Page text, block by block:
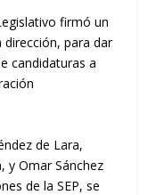
firmó un
para dar
candidaturas a
de Lara,
y Omar Sánchez
de la SEP, se